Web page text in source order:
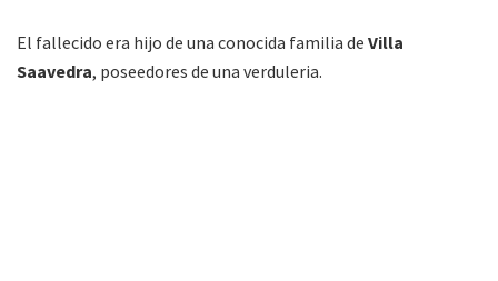
El fallecido era hijo de una conocida familia de Villa
Saavedra, poseedores de una verduleria.